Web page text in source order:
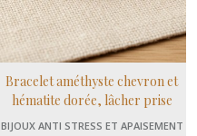
Bracelet améthyste chevron et
hématite dorée, lâcher prise
BIJOUX ANTI STRESS ET APAISEMENT